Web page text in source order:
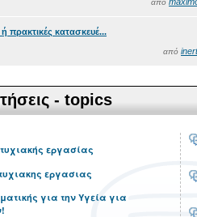
από
πρακτικές κατασκευέ...
από
- topics
εργασίας
εργασιας
για την Υγεία για